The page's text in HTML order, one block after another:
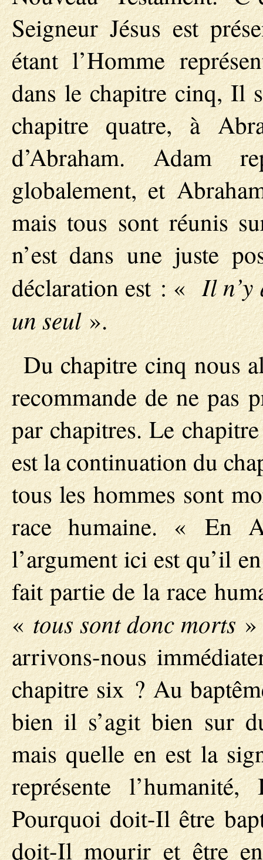
Seigneur Jésus est
étant l’Homme
dans le chapitre cinq, Il
chapitre quatre, à
d’Abraham. Adam
globalement, et
mais tous sont réunis
n’est dans une juste
déclaration est : «Il n’y
un seul».
Du chapitre cinq nous
recommande de ne pas
par chapitres. Le
est la continuation du
tous les hommes sont
race humaine. « En
l’argument ici est qu’il
fait partie de la race
«tous sont donc morts»
arrivons-nous
chapitre six ? Au
bien il s’agit bien sur
mais quelle en est la
représente
Pourquoi doit-Il être
doit-Il mourir et être